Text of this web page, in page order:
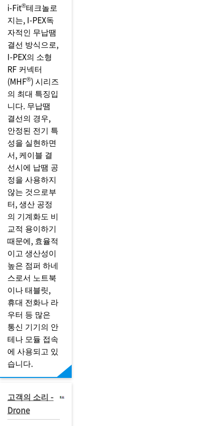
i-Fit®테크놀로
지는, I-PEX독
자적인 무납땜
결선 방식으로,
I-PEX의 소형
RF 커넥터
(MHF®) 시리즈
의 최대 특징입
니다. 무납땜
결선의 경우,
안정된 전기 특
성을 실현하면
서, 케이블 결
선시에 납땜 공
정을 사용하지
않는 것으로부
터, 생산 공정
의 기계화도 비
교적 용이하기
때문에, 효율적
이고 생산성이
높은 점퍼 하네
스로서 노트북
이나 태블릿,
휴대 전화나 라
우터 등 많은
통신 기기의 안
테나 모듈 접속
에 사용되고 있
습니다.
고객의 소리 -
Drone